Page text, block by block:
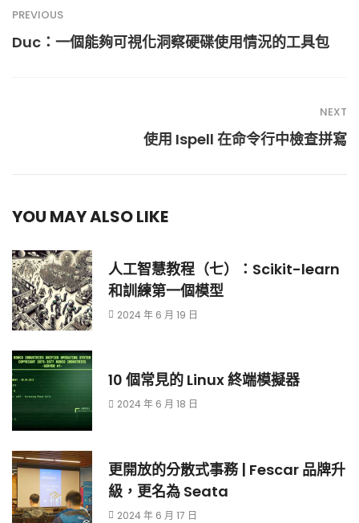
PREVIOUS
Duc：一個能夠可視化洞察硬碟使用情況的工具包
NEXT
使用 Ispell 在命令行中檢查拼寫
YOU MAY ALSO LIKE
人工智慧教程（七）：Scikit-learn
和訓練第一個模型
2024 年 6 月 19 日
10 個常見的 Linux 終端模擬器
2024 年 6 月 18 日
更開放的分散式事務 | Fescar 品牌升
級，更名為 Seata
2024 年 6 月 17 日